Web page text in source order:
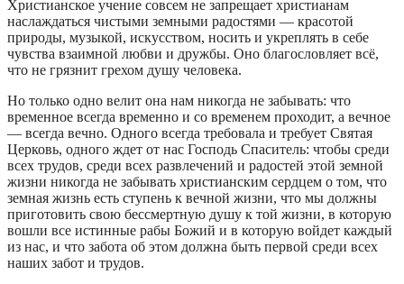
Христианское учение совсем не запрещает христианам
наслаждаться чистыми земными радостями — красотой
природы, музыкой, искусством, носить и укреплять в себе
чувства взаимной любви и дружбы. Оно благословляет всё,
что не грязнит грехом душу человека.
Но только одно велит она нам никогда не забывать: что
временное всегда временно и со временем проходит, а вечное
— всегда вечно. Одного всегда требовала и требует Святая
Церковь, одного ждет от нас Господь Спаситель: чтобы среди
всех трудов, среди всех развлечений и радостей этой земной
жизни никогда не забывать христианским сердцем о том, что
земная жизнь есть ступень к вечной жизни, что мы должны
приготовить свою бессмертную душу к той жизни, в которую
вошли все истинные рабы Божий и в которую войдет каждый
из нас, и что забота об этом должна быть первой среди всех
наших забот и трудов.